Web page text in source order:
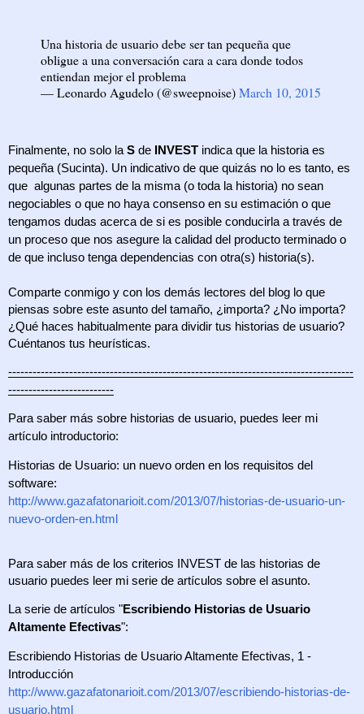
Una historia de usuario debe ser tan pequeña que
obligue a una conversación cara a cara donde todos
entiendan mejor el problema
— Leonardo Agudelo (@sweepnoise)March 10, 2015
Finalmente, no solo la S de INVEST indica que la historia es
pequeña (Sucinta). Un indicativo de que quizás no lo es tanto, es
que  algunas partes de la misma (o toda la historia) no sean
negociables o que no haya consenso en su estimación o que
tengamos dudas acerca de si es posible conducirla a través de
un proceso que nos asegure la calidad del producto terminado o
de que incluso tenga dependencias con otra(s) historia(s).
Comparte conmigo y con los demás lectores del blog lo que
piensas sobre este asunto del tamaño, ¿importa? ¿No importa?
¿Qué haces habitualmente para dividir tus historias de usuario?
Cuéntanos tus heurísticas.
-------------------------------------------------------------------------------------
--------------------------
Para saber más sobre historias de usuario, puedes leer mi
artículo introductorio:
Historias de Usuario: un nuevo orden en los requisitos del
software:
http://www.gazafatonarioit.com/2013/07/historias-de-usuario-un-
nuevo-orden-en.html
Para saber más de los criterios INVEST de las historias de
usuario puedes leer mi serie de artículos sobre el asunto.
La serie de artículos "Escribiendo Historias de Usuario
Altamente Efectivas":
Escribiendo Historias de Usuario Altamente Efectivas, 1 -
Introducción
http://www.gazafatonarioit.com/2013/07/escribiendo-historias-de-
usuario.html